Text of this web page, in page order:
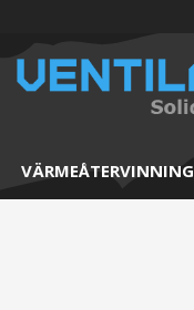
VÄRMEÅTERVINNING